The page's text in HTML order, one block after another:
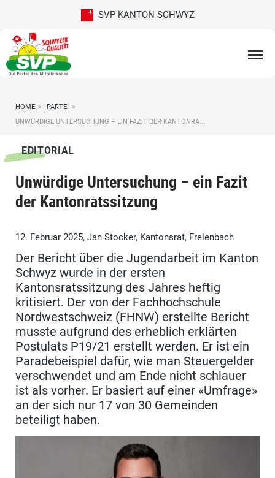
SVP KANTON SCHWYZ
HOME > PARTEI
>
UNWÜRDIGE UNTERSUCHUNG – EIN FAZIT DER KANTONRA...
EDITORIAL
Unwürdige Untersuchung – ein Fazit
der Kantonratssitzung
12. Februar 2025, Jan Stocker, Kantonsrat, Freienbach
Der Bericht über die Jugendarbeit im Kanton
Schwyz wurde in der ersten
Kantonsratssitzung des Jahres heftig
kritisiert. Der von der Fachhochschule
Nordwestschweiz (FHNW) erstellte Bericht
musste aufgrund des erheblich erklärten
Postulats P19/21 erstellt werden. Er ist ein
Paradebeispiel dafür, wie man Steuergelder
verschwendet und am Ende nicht schlauer
ist als vorher. Er basiert auf einer «Umfrage»
an der sich nur 17 von 30 Gemeinden
beteiligt haben.